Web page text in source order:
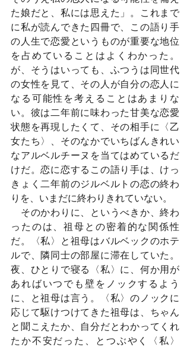
た娘だと、私には思えた」。これまで
に私が読んできた四冊で、この語り手
の人生で恋愛というものが重要な地位
を占めていることはよくわかった。
が、そうはいっても、ふつうは同世代
の女性を見て、その人が自分の恋人に
なる可能性を考えることはあまりな
い。彼は二年前に味わった甘美な恋愛
状態を再現したくて、その相手に〈乙
女たち〉、そのなかでいちばんきれい
なアルベルチーヌを当てはめているだ
けだ。恋に恋するこの語り手は、けっ
きょく二年前のジルベルトの恋の終わ
りを、いまだに終わりきれていない。
そのかわりに、というべきか、終わ
ったのは、祖母との密着的な関係性
だ。〈私〉と祖母はバルベックのホテ
ルで、隣同士の部屋に滞在していた。
夜、ひとりで寝る〈私〉に、何か用が
あればいつでも壁をノックするよう
に、と祖母は言う。〈私〉のノックに
応じて駆けつけてきた祖母は、ちゃん
と聞こえたか、自分だとわかってくれ
たか不安だった、とつぶやく〈私〉